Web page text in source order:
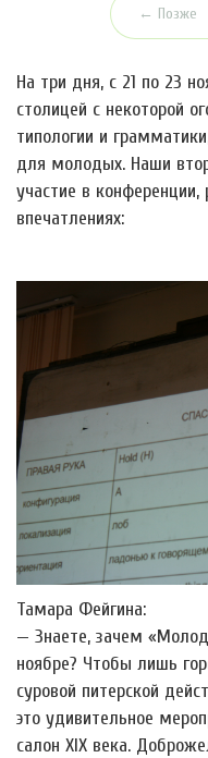
← Позже
На три дня, с 21 по 23
столицей с некоторой
типологии и
для молодых. Наши
участие в конференции,
впечатлениях:
Тамара Фейгина:
— Знаете, зачем
ноябре? Чтобы лишь
суровой питерской
это удивительное
салон XIX века.